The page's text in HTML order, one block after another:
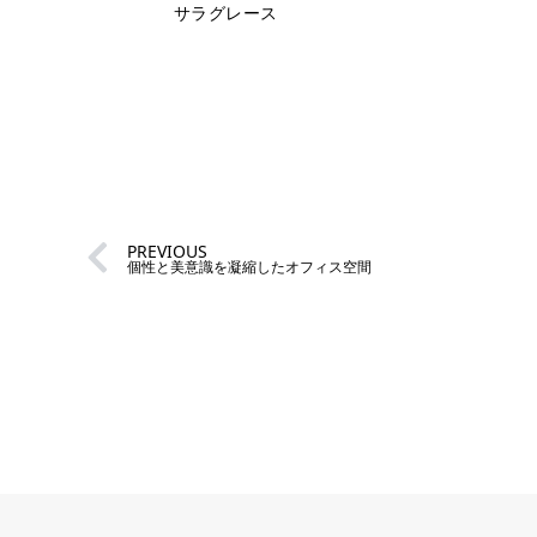
サラグレース
PREVIOUS
個性と美意識を凝縮したオフィス空間